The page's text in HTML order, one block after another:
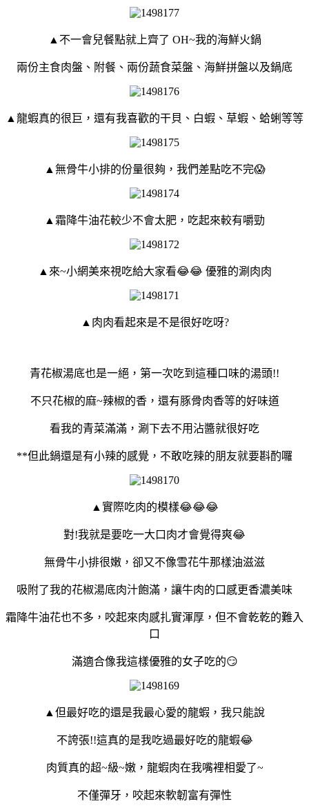
▲不一會兒餐點就上齊了 OH~我的海鮮火鍋
兩份主食肉盤、附餐、兩份蔬食菜盤、海鮮拼盤以及鍋底
▲龍蝦真的很巨，還有我喜歡的干貝、白蝦、草蝦、蛤蜊等等
▲無骨牛小排的份量很夠，我們差點吃不完😱
▲霜降牛油花較少不會太肥，吃起來較有嚼勁
▲來~小網美來視吃給大家看😂😂 優雅的涮肉肉
▲肉肉看起來是不是很好吃呀?
青花椒湯底也是一絕，第一次吃到這種口味的湯頭!!
不只花椒的麻~辣椒的香，還有豚骨肉香等的好味道
看我的青菜滿滿，涮下去不用沾醬就很好吃
**但此鍋還是有小辣的感覺，不敢吃辣的朋友就要斟酌囉
▲實際吃肉的模樣😂😂😂
對!我就是要吃一大口肉才會覺得爽😂
無骨牛小排很嫩，卻又不像雪花牛那樣油滋滋
吸附了我的花椒湯底肉汁飽滿，讓牛肉的口感更香濃美味
霜降牛油花也不多，咬起來肉感扎實渾厚，但不會乾乾的難入
口
滿適合像我這樣優雅的女子吃的😏
▲但最好吃的還是我最心愛的龍蝦，我只能說
不誇張!!這真的是我吃過最好吃的龍蝦😂
肉質真的超~級~嫩，龍蝦肉在我嘴裡相愛了~
不僅彈牙，咬起來軟韌富有彈性